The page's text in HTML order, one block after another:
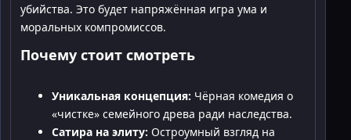
убийства. Это будет напряжённая игра ума и
моральных компромиссов.
Почему стоит смотреть
Уникальная концепция: Чёрная комедия о
«чистке» семейного древа ради наследства.
Сатира на элиту: Остроумный взгляд на